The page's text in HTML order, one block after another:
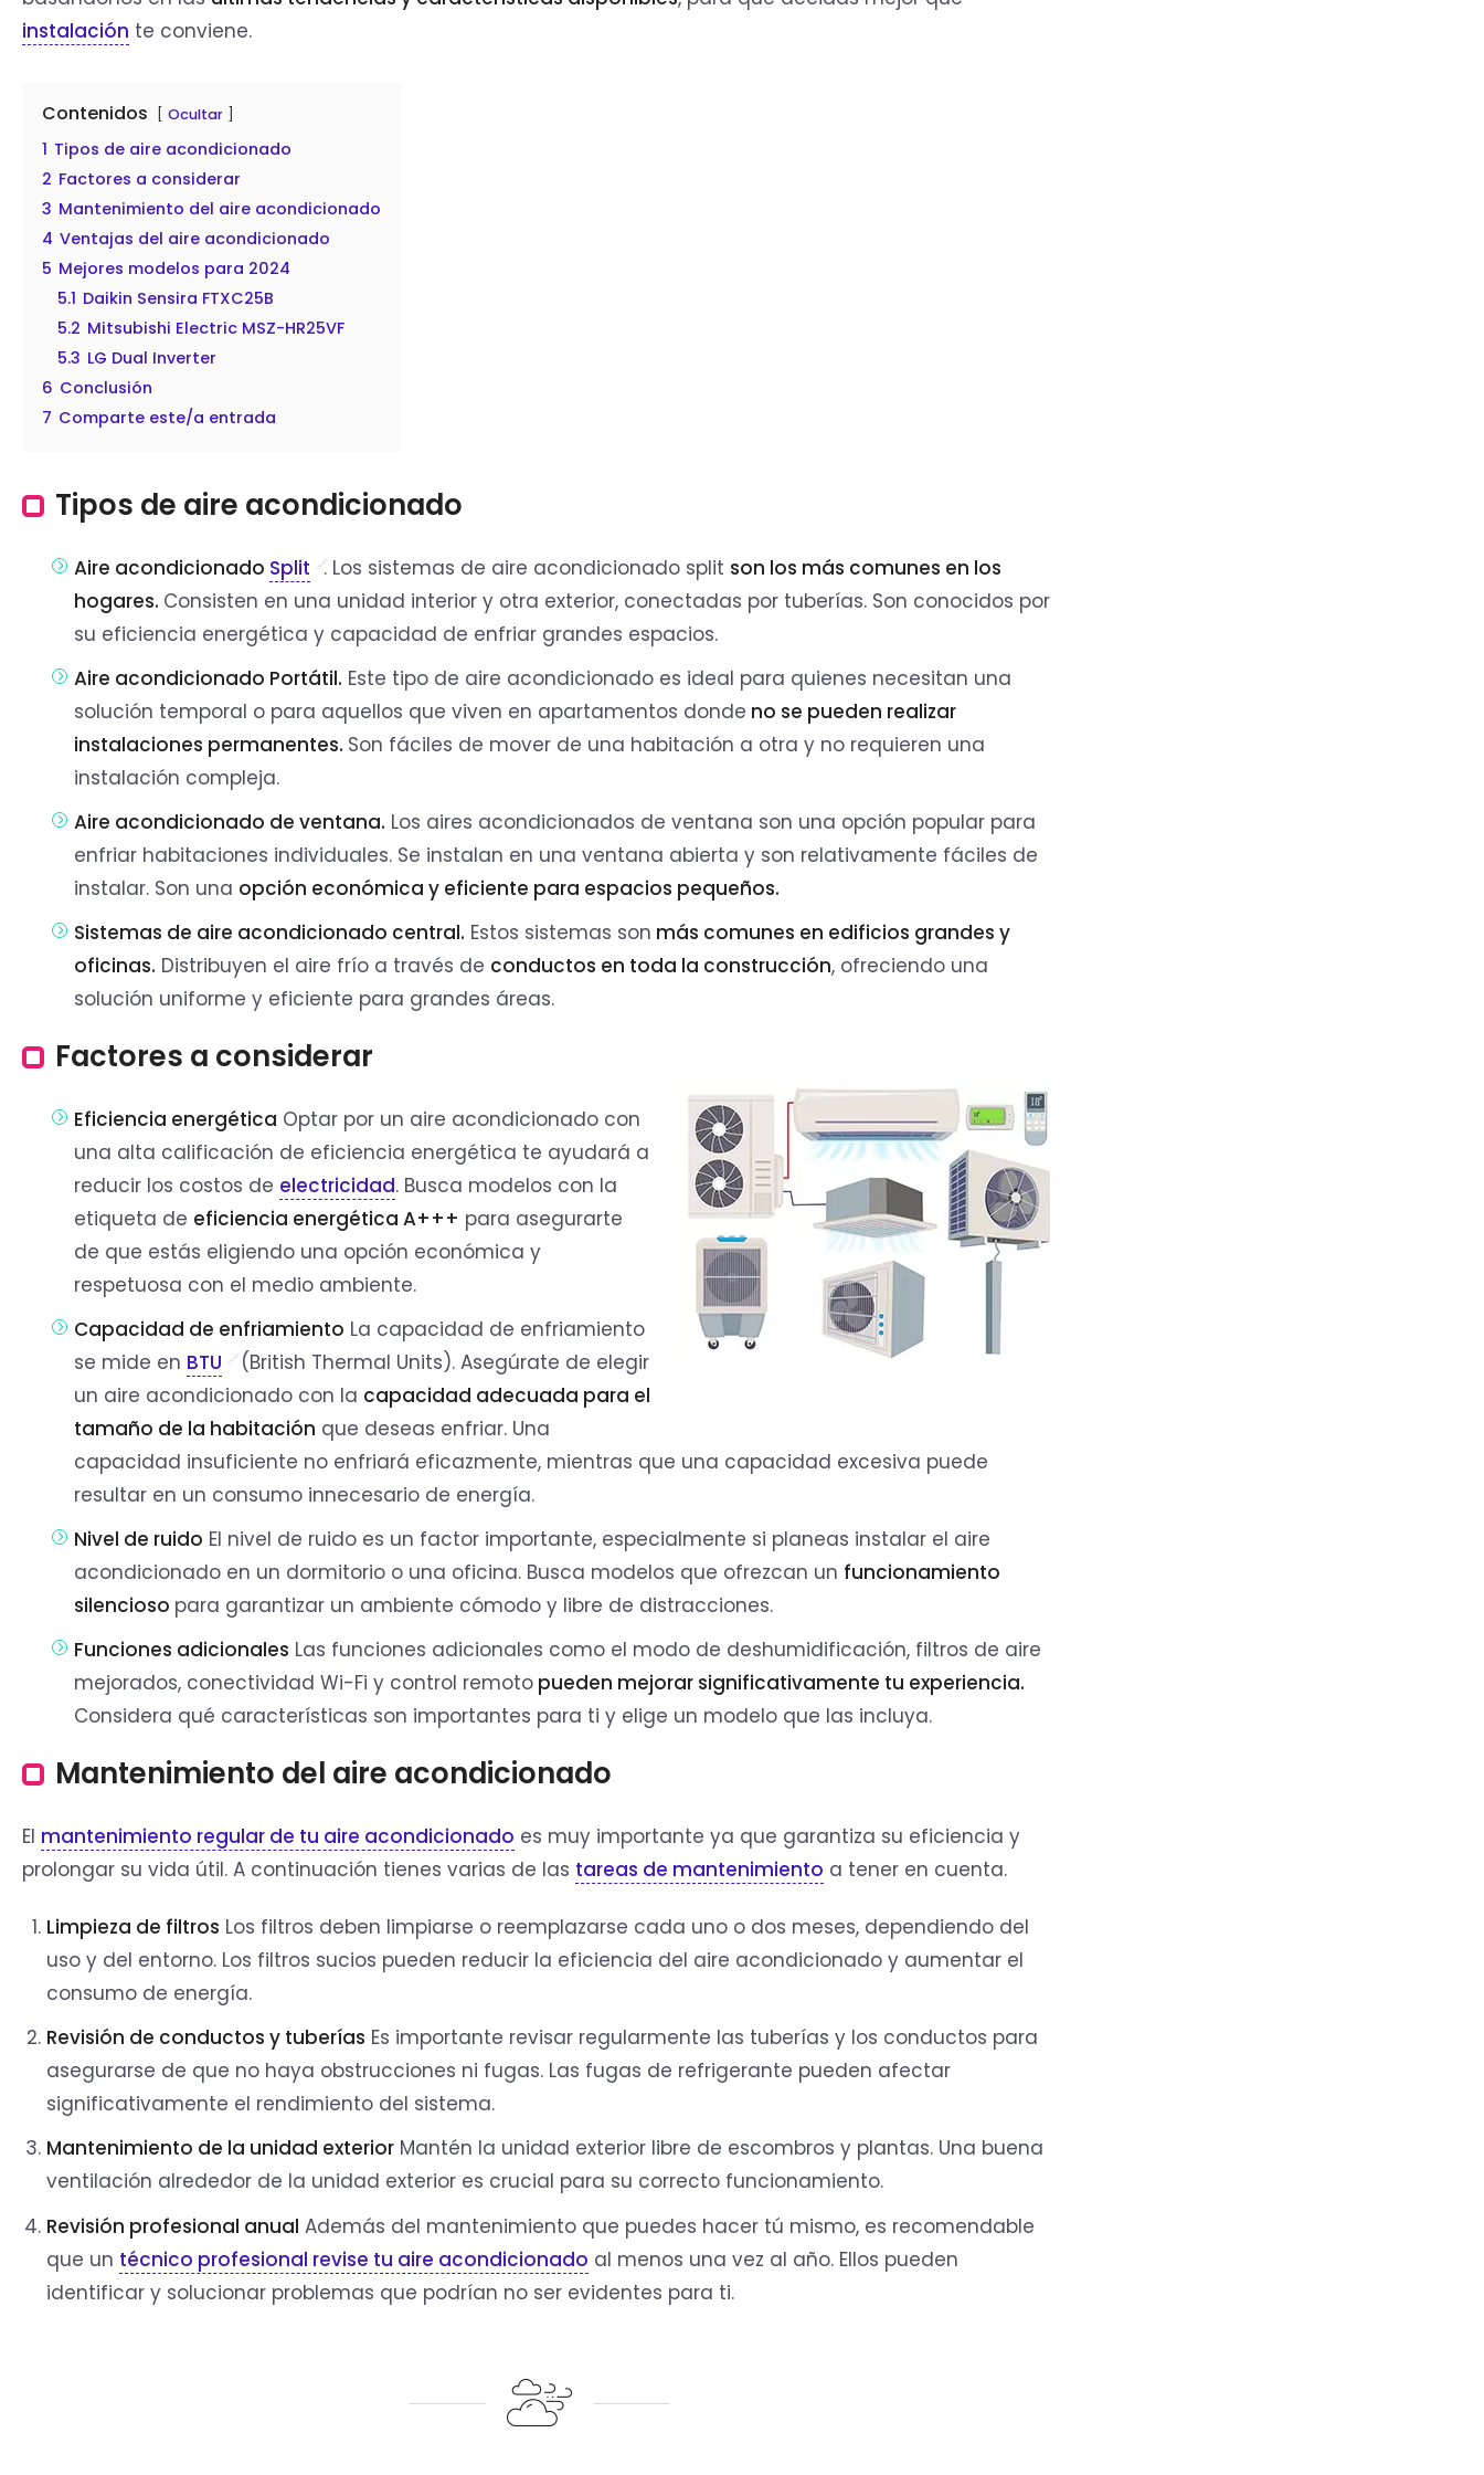
instalación te conviene.
Contenidos Ocultar
1 Tipos de aire acondicionado
2 Factores a considerar
3 Mantenimiento del aire acondicionado
4 Ventajas del aire acondicionado
5 Mejores modelos para 2024
5.1 Daikin Sensira FTXC25B
5.2 Mitsubishi Electric MSZ-HR25VF
5.3 LG Dual Inverter
6 Conclusión
7 Comparte este/a entrada
Tipos de aire acondicionado
Aire acondicionado Split . Los sistemas de aire acondicionado split son los más comunes en los
hogares. Consisten en una unidad interior y otra exterior, conectadas por tuberías. Son conocidos por
su eficiencia energética y capacidad de enfriar grandes espacios.
Aire acondicionado Portátil. Este tipo de aire acondicionado es ideal para quienes necesitan una
solución temporal o para aquellos que viven en apartamentos donde no se pueden realizar
instalaciones permanentes. Son fáciles de mover de una habitación a otra y no requieren una
instalación compleja.
Aire acondicionado de ventana. Los aires acondicionados de ventana son una opción popular para
enfriar habitaciones individuales. Se instalan en una ventana abierta y son relativamente fáciles de
instalar. Son una opción económica y eficiente para espacios pequeños.
Sistemas de aire acondicionado central. Estos sistemas son más comunes en edificios grandes y
oficinas. Distribuyen el aire frío a través de conductos en toda la construcción, ofreciendo una
solución uniforme y eficiente para grandes áreas.
Factores a considerar
Eficiencia energética Optar por un aire acondicionado con
una alta calificación de eficiencia energética te ayudará a
reducir los costos de electricidad. Busca modelos con la
etiqueta de eficiencia energética A+++ para asegurarte
de que estás eligiendo una opción económica y
respetuosa con el medio ambiente.
Capacidad de enfriamiento La capacidad de enfriamiento
se mide en BTU (British Thermal Units). Asegúrate de elegir
un aire acondicionado con la capacidad adecuada para el
tamaño de la habitación que deseas enfriar. Una
capacidad insuficiente no enfriará eficazmente, mientras que una capacidad excesiva puede
resultar en un consumo innecesario de energía.
Nivel de ruido El nivel de ruido es un factor importante, especialmente si planeas instalar el aire
acondicionado en un dormitorio o una oficina. Busca modelos que ofrezcan un funcionamiento
silencioso para garantizar un ambiente cómodo y libre de distracciones.
Funciones adicionales Las funciones adicionales como el modo de deshumidificación, filtros de aire
mejorados, conectividad Wi-Fi y control remoto pueden mejorar significativamente tu experiencia.
Considera qué características son importantes para ti y elige un modelo que las incluya.
Mantenimiento del aire acondicionado
El mantenimiento regular de tu aire acondicionado es muy importante ya que garantiza su eficiencia y
prolongar su vida útil. A continuación tienes varias de las tareas de mantenimiento a tener en cuenta.
Limpieza de filtros Los filtros deben limpiarse o reemplazarse cada uno o dos meses, dependiendo del
uso y del entorno. Los filtros sucios pueden reducir la eficiencia del aire acondicionado y aumentar el
consumo de energía.
Revisión de conductos y tuberías Es importante revisar regularmente las tuberías y los conductos para
asegurarse de que no haya obstrucciones ni fugas. Las fugas de refrigerante pueden afectar
significativamente el rendimiento del sistema.
Mantenimiento de la unidad exterior Mantén la unidad exterior libre de escombros y plantas. Una buena
ventilación alrededor de la unidad exterior es crucial para su correcto funcionamiento.
Revisión profesional anual Además del mantenimiento que puedes hacer tú mismo, es recomendable
que un técnico profesional revise tu aire acondicionado al menos una vez al año. Ellos pueden
identificar y solucionar problemas que podrían no ser evidentes para ti.